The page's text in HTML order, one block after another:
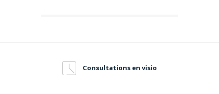
Consultations en visio